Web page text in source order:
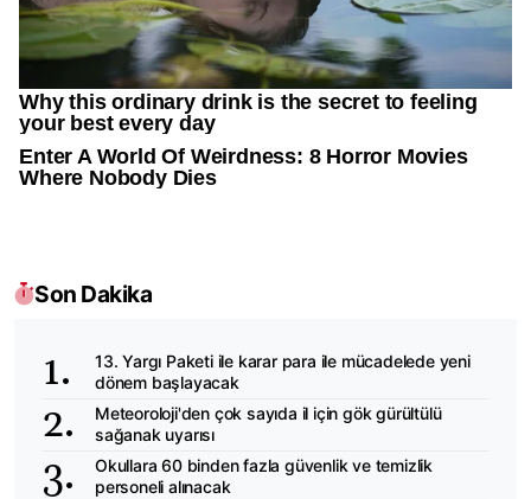
Son Dakika
13. Yargı Paketi ile karar para ile mücadelede yeni
dönem başlayacak
Meteoroloji'den çok sayıda il için gök gürültülü
sağanak uyarısı
Okullara 60 binden fazla güvenlik ve temizlik
personeli alınacak